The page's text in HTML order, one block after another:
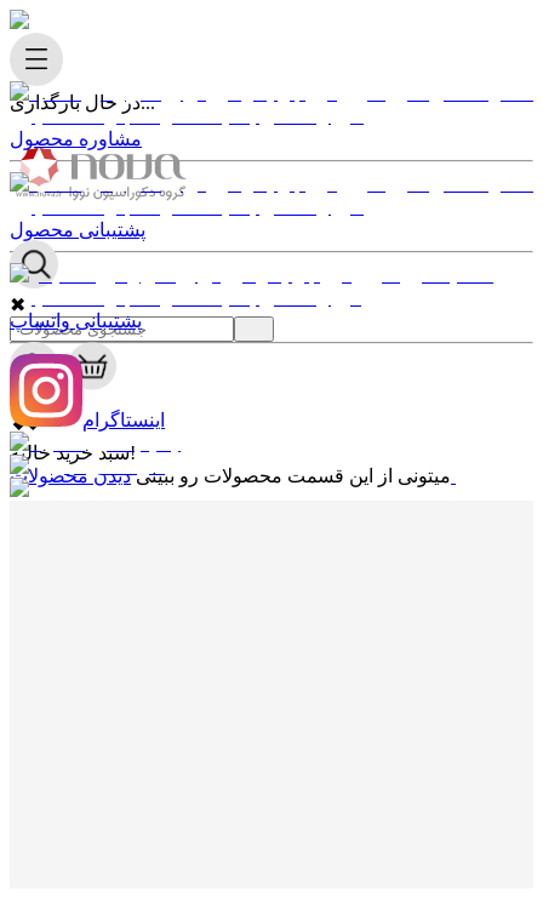
در حال بارگذاری...
✖
0
✖
سبد خرید خالیه!
میتونی از این قسمت محصولات رو ببینی
مشاوره محصول
پشتیبانی محصول
پشتیبانی واتساپ
اینستاگرام